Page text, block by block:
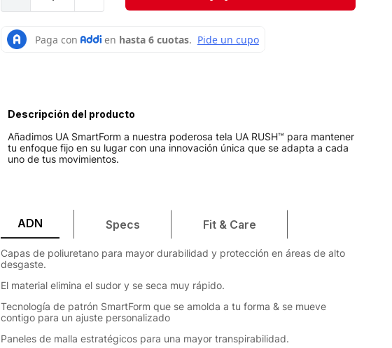
Descripción del producto
Añadimos UA SmartForm a nuestra poderosa tela UA RUSH™ para mantener
tu enfoque fijo en su lugar con una innovación única que se adapta a cada
uno de tus movimientos.
ADN Specs Fit & Care
Capas de poliuretano para mayor durabilidad y protección en áreas de alto
desgaste.
El material elimina el sudor y se seca muy rápido.
Tecnología de patrón SmartForm que se amolda a tu forma & se mueve
contigo para un ajuste personalizado
Paneles de malla estratégicos para una mayor transpirabilidad.